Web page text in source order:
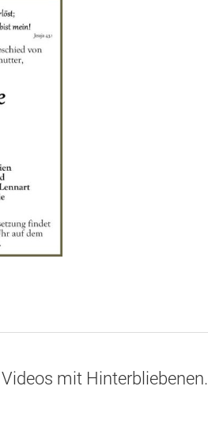
mit Hinterbliebenen.